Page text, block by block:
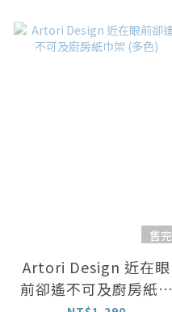
售完
Artori Design 近在眼
前卻遙不可及廚房紙巾